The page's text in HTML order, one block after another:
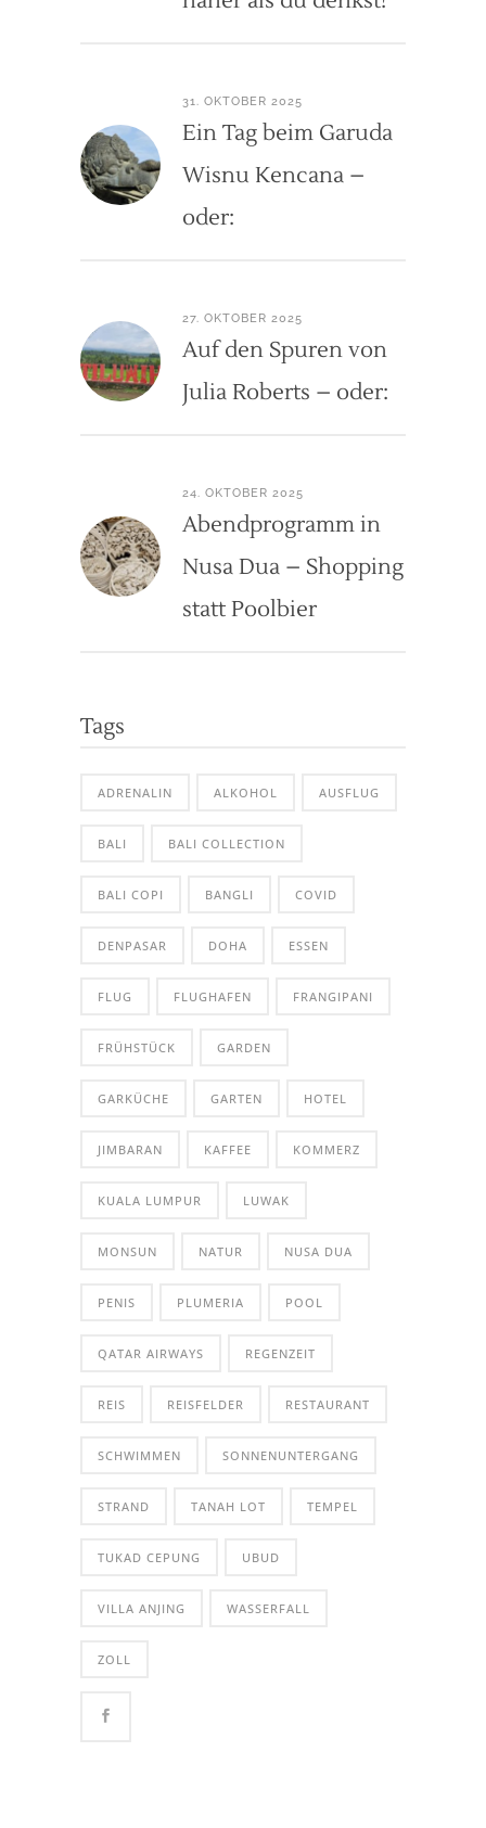
31. OKTOBER 2025
Ein Tag beim Garuda
Wisnu Kencana –
oder:
27. OKTOBER 2025
Auf den Spuren von
Julia Roberts – oder:
24. OKTOBER 2025
Abendprogramm in
Nusa Dua – Shopping
statt Poolbier
Tags
ADRENALIN ALKOHOL AUSFLUG
BALI BALI COLLECTION
BALI COPI BANGLI COVID
DENPASAR DOHA ESSEN
FLUG FLUGHAFEN FRANGIPANI
FRÜHSTÜCK GARDEN
GARKÜCHE GARTEN HOTEL
JIMBARAN KAFFEE KOMMERZ
KUALA LUMPUR LUWAK
MONSUN NATUR NUSA DUA
PENIS PLUMERIA POOL
QATAR AIRWAYS REGENZEIT
REIS REISFELDER RESTAURANT
SCHWIMMEN SONNENUNTERGANG
STRAND TANAH LOT TEMPEL
TUKAD CEPUNG UBUD
VILLA ANJING WASSERFALL
ZOLL